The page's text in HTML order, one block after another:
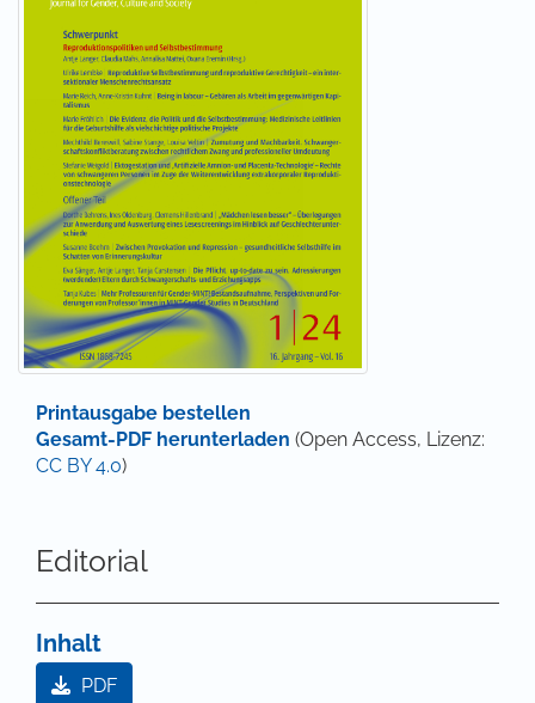
Printausgabe bestellen
Gesamt-PDF herunterladen (Open Access, Lizenz:
CC BY 4.0)
Editorial
Inhalt
PDF